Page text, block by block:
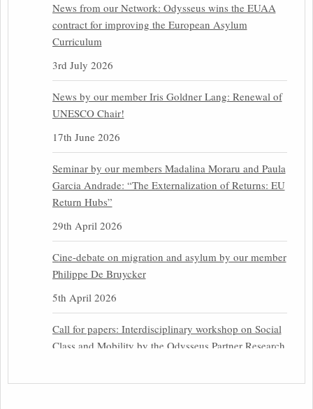
News from our Network: Odysseus wins the EUAA
contract for improving the European Asylum
Curriculum
3rd July 2026
News by our member Iris Goldner Lang: Renewal of
UNESCO Chair!
17th June 2026
Seminar by our members Madalina Moraru and Paula
Garcia Andrade: “The Externalization of Returns: EU
Return Hubs”
29th April 2026
Cine-debate on migration and asylum by our member
Philippe De Bruycker
5th April 2026
Call for papers: Interdisciplinary workshop on Social
Class and Mobility by the Odysseus Partner Research
31st March 2026